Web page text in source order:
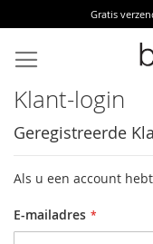
Gratis
naar
de
inhoud
Klant-login
Geregistreerde
Als u een account
E-mailadres